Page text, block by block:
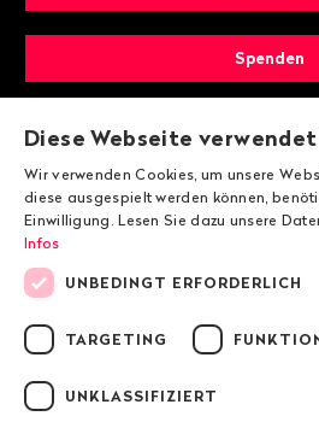
Spenden
Mitglied
© 2026 Public
Diese Webseite
Wir verwenden Cookies, um unsere
diese ausgespielt werden können,
Einwilligung. Lesen Sie dazu unsere
Infos
UNBEDINGT ERFORDERLICH
TARGETING
UNKLASSIFIZIERT